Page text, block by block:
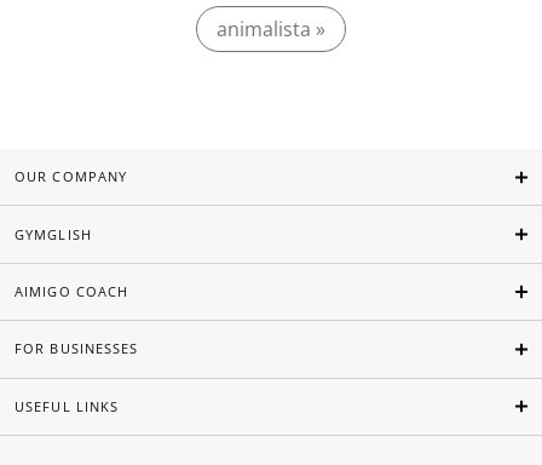
animalista »
OUR COMPANY
GYMGLISH
AIMIGO COACH
FOR BUSINESSES
USEFUL LINKS